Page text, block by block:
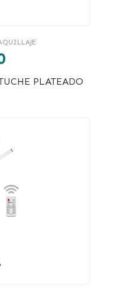
PLATEADO